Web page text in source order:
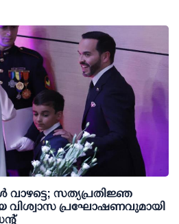
സത്യപ്രതിജ്ഞ
വിശ്വാസ പ്രഘോഷണവുമായി